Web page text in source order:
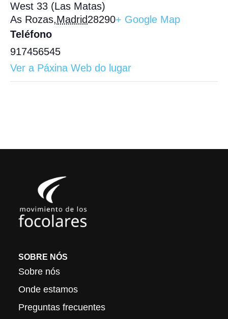
West 33 (Las Matas)
As Rozas,Madrid28290+ Google Map
Teléfono
917456545
Ver a Páxina Web do lugar
SOBRE NÓS
Sobre nós
Onde estamos
Preguntas frecuentes